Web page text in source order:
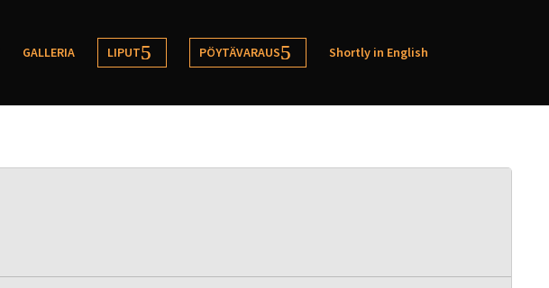
GALLERIA LIPUT PÖYTÄVARAUS Shortly in English